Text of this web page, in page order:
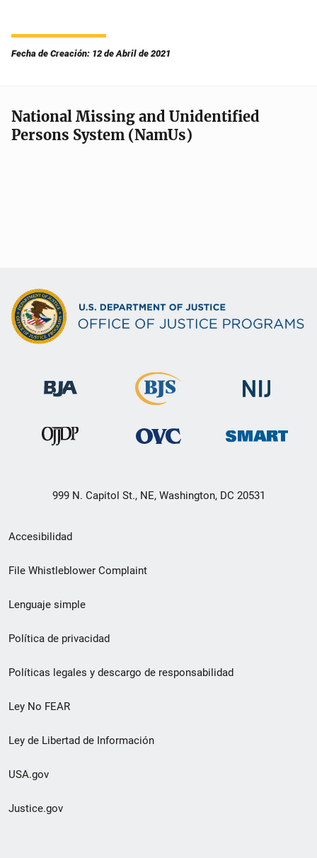
Fecha de Creación: 12 de Abril de 2021
National Missing and Unidentified
Persons System (NamUs)
999 N. Capitol St., NE, Washington, DC 20531
Menú
de
de
pie
de
página
Accesibilidad
File Whistleblower Complaint
Lenguaje simple
Política de privacidad
Políticas legales y descargo de responsabilidad
Ley No FEAR
Ley de Libertad de Información
USA.gov
Justice.gov